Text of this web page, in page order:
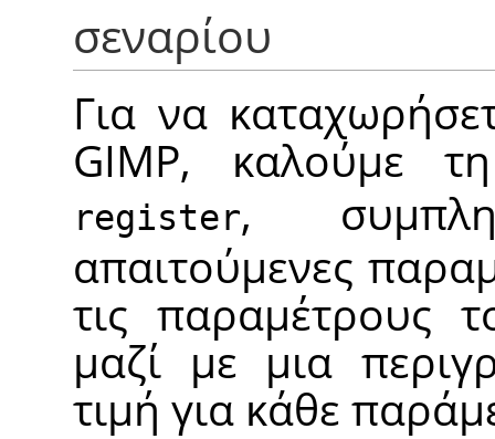
σεναρίου
Για να
GIMP, καλούμε
register,
απαιτούμενες
τις παραμέτρους
μαζί με μια
τιμή για κάθε